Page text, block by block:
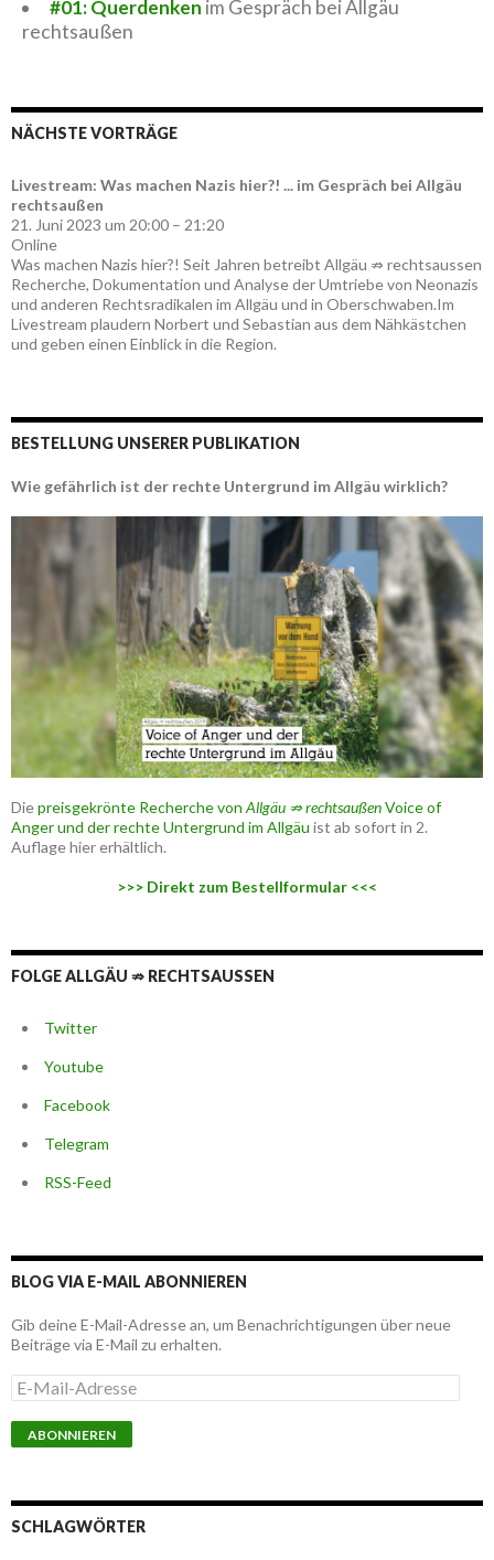
#01: Querdenken im Gespräch bei Allgäu
rechtsaußen
NÄCHSTE VORTRÄGE
Livestream: Was machen Nazis hier?! ... im Gespräch bei Allgäu
rechtsaußen
21. Juni 2023 um 20:00 – 21:20
Online
Was machen Nazis hier?! Seit Jahren betreibt Allgäu ⇏ rechtsaussen
Recherche, Dokumentation und Analyse der Umtriebe von Neonazis
und anderen Rechtsradikalen im Allgäu und in Oberschwaben.Im
Livestream plaudern Norbert und Sebastian aus dem Nähkästchen
und geben einen Einblick in die Region.
BESTELLUNG UNSERER PUBLIKATION
Wie gefährlich ist der rechte Untergrund im Allgäu wirklich?
Diepreisgekrönte Recherche von Allgäu ⇏ rechtsaußenVoice of
Anger und der rechte Untergrund im Allgäu ist ab sofort in 2.
Auflage hier erhältlich.
>>> Direkt zum Bestellformular <<<
FOLGE ALLGÄU ⇏ RECHTSAUSSEN
Twitter
Youtube
Facebook
Telegram
RSS-Feed
BLOG VIA E-MAIL ABONNIEREN
Gib deine E-Mail-Adresse an, um Benachrichtigungen über neue
Beiträge via E-Mail zu erhalten.
E
-
M
a
-
A
SCHLAGWÖRTER